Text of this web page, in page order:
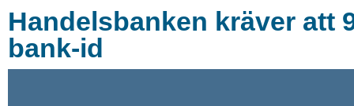
Handelsbanken kräver att
bank-id